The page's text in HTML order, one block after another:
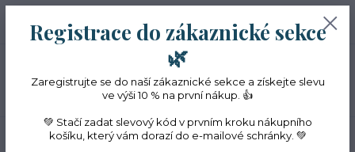
Menu
CZK
Hledat
(Po-Pá, 10-16 hod.)
0ks
0 Kč
Registrace do zákaznické sekce
🌿
Zaregistrujte se do naší zákaznické sekce a získejte slevu
ve výši 10 % na první nákup. 👍
💚 Stačí zadat slevový kód v prvním kroku nákupního
košíku, který vám dorazí do e-mailové schránky. 💚